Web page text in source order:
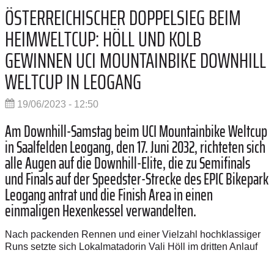
ÖSTERREICHISCHER DOPPELSIEG BEIM
HEIMWELTCUP: HÖLL UND KOLB
GEWINNEN UCI MOUNTAINBIKE DOWNHILL
WELTCUP IN LEOGANG
19/06/2023 - 12:50
Am Downhill-Samstag beim UCI Mountainbike Weltcup
in Saalfelden Leogang, den 17. Juni 2032, richteten sich
alle Augen auf die Downhill-Elite, die zu Semifinals
und Finals auf der Speedster-Strecke des EPIC Bikepark
Leogang antrat und die Finish Area in einen
einmaligen Hexenkessel verwandelten.
Nach packenden Rennen und einer Vielzahl hochklassiger
Runs setzte sich Lokalmatadorin Vali Höll im dritten Anlauf